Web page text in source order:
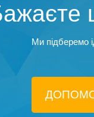
Ми підберемо